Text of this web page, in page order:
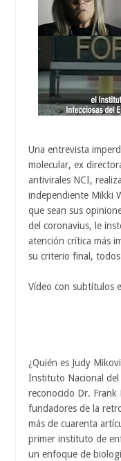
Una entrevista
molecular, ex
antivirales NCI,
independiente Mikki
que sean sus
del coronavius, le
atención crítica más
su criterio final,
Vídeo con subtítulos
¿Quién es Judy
Instituto Nacional del
reconocido Dr. Frank
fundadores de la
más de cuarenta
primer instituto de
un enfoque de